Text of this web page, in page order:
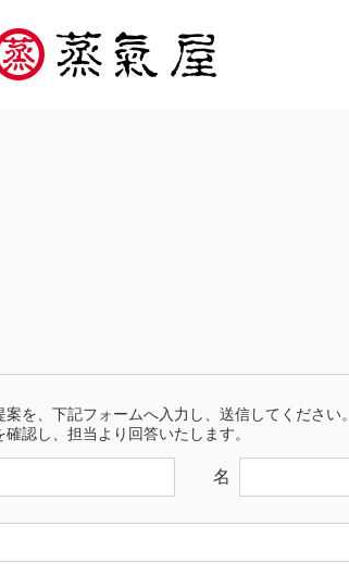
を、下記フォームへ入力し、送信してください。
確認し、担当より回答いたします。
名